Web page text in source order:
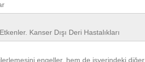
Kanser Dışı Deri Hastalıkları
engeller, hem de işyerindeki diğer